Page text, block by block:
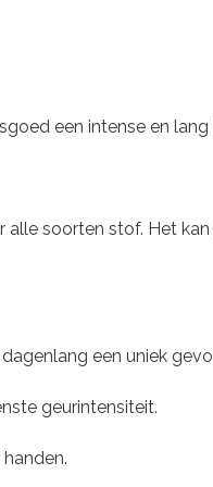
een intense en
soorten stof. Het
een uniek
geurintensiteit.